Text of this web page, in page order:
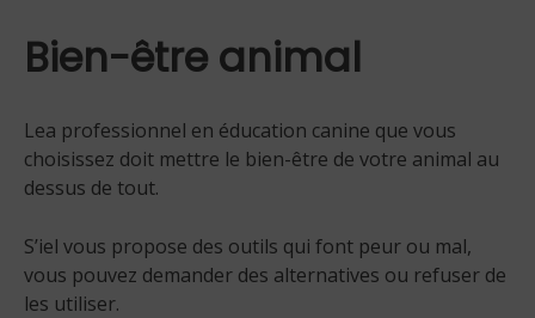
Bien-être animal
Lea professionnel en éducation canine que vous
choisissez doit mettre le bien-être de votre animal au
dessus de tout.
S’iel vous propose des outils qui font peur ou mal,
vous pouvez demander des alternatives ou refuser de
les utiliser.